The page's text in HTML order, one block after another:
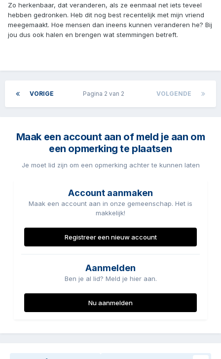
maand en weinig. Paar dagen geleden op stap met een
vriend die flink sterke bieren dronk. Dat stond me erg tegen,
ook hoe hij veranderde in een hard pratende mopperende
oude man.
Zo herkenbaar, dat veranderen, als ze eenmaal net iets teveel
hebben gedronken. Heb dit nog best recentelijk met mijn vriend
meegemaakt. Hoe mensen dan ineens kunnen veranderen he? Bij
jou dus ook halen en brengen wat stemmingen betreft.
VORIGE VOLGENDE
Pagina 2 van 2
Maak een account aan of meld je aan om
een opmerking te plaatsen
Je moet lid zijn om een opmerking achter te kunnen laten
Account aanmaken
Maak een account aan in onze gemeenschap. Het is
makkelijk!
Registreer een nieuw account
Aanmelden
Ben je al lid? Meld je hier aan.
Nu aanmelden